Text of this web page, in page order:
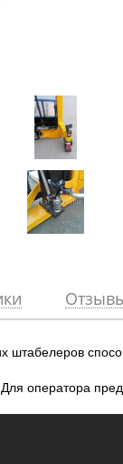
штабелеров
оператора